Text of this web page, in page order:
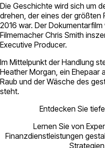
Die Geschichte wird sich um
drehen, der eines der größten
2016 war. Der
Filmemacher Chris Smith
Executive Producer.
Im Mittelpunkt der Handlung
Heather Morgan, ein Ehepaar
Raub und der Wäsche des
steht.
Entdecken Sie
Lernen Sie von
Finanzdienstleistungen